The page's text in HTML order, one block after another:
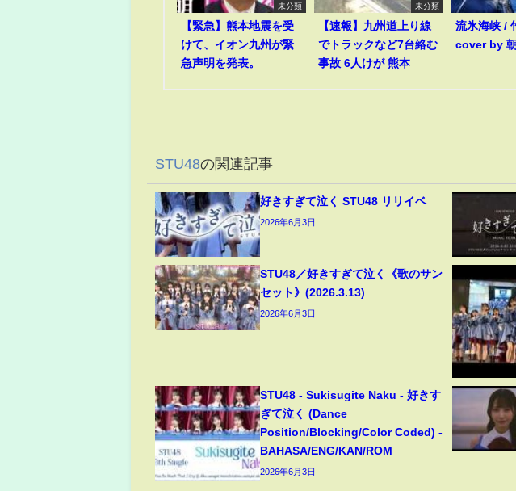
未分類
【緊急】熊本地震を受
けて、イオン九州が緊
急声明を発表。
未分類
【速報】九州道上り線
でトラックなど7台絡む
事故 6人けが 熊本
流氷海峡 /
cover by
STU48の関連記事
好きすぎて泣く STU48 リリイベ
2026年6月3日
STU48／好きすぎて泣く《歌のサン
セット》(2026.3.13)
2026年6月3日
STU48 - Sukisugite Naku - 好きす
ぎて泣く (Dance
Position/Blocking/Color Coded) -
BAHASA/ENG/KAN/ROM
2026年6月3日